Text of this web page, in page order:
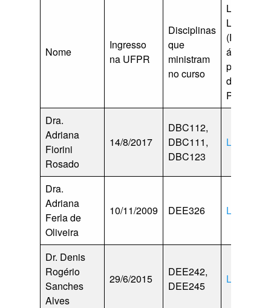
Nome
Ingresso
na UFPR
Disciplinas
que
ministram
no curso
Link para
Lattes
área de
pesquisa
dos
Dra.
Adriana
Fiorini
Rosado
14/8/2017
DBC112,
DBC111,
DBC123
Lattes
Dra.
Adriana
Ferla de
Oliveira
10/11/2009 DEE326 Lattes
Dr. Denis
Rogério
Sanches
Alves
29/6/2015
DEE242,
DEE245
Lattes